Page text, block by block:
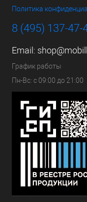
Политика
8 (495) 137-47-
Email:
График работы
Пн-Вс: с 09:00 до 21:00